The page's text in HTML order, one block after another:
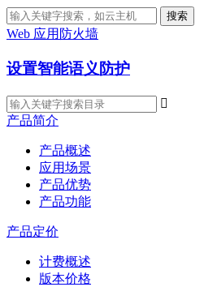
搜索
Web 应用防火墙
设置智能语义防护

产品简介
产品概述
应用场景
产品优势
产品功能
产品定价
计费概述
版本价格